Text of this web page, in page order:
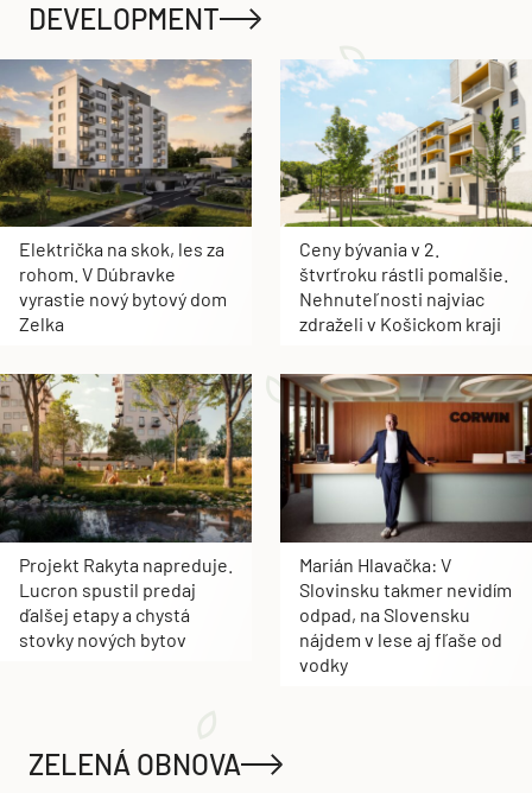
DEVELOPMENT
Električka na skok, les za
rohom. V Dúbravke
vyrastie nový bytový dom
Zelka
Ceny bývania v 2.
štvrťroku rástli pomalšie.
Nehnuteľnosti najviac
zdraželi v Košickom kraji
Projekt Rakyta napreduje.
Lucron spustil predaj
ďalšej etapy a chystá
stovky nových bytov
Marián Hlavačka: V
Slovinsku takmer nevidím
odpad, na Slovensku
nájdem v lese aj fľaše od
vodky
ZELENÁ OBNOVA